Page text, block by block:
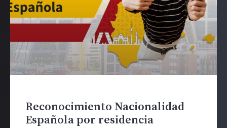
Reconocimiento Nacionalidad
Española por residencia